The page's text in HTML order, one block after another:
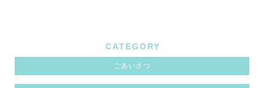
CATEGORY
ごあいさつ